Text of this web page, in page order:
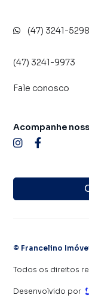
(47) 3241-5298
(47) 3241-9973
Fale conosco
Acompanhe
© Francelino
Todos os direitos
Desenvolvido por